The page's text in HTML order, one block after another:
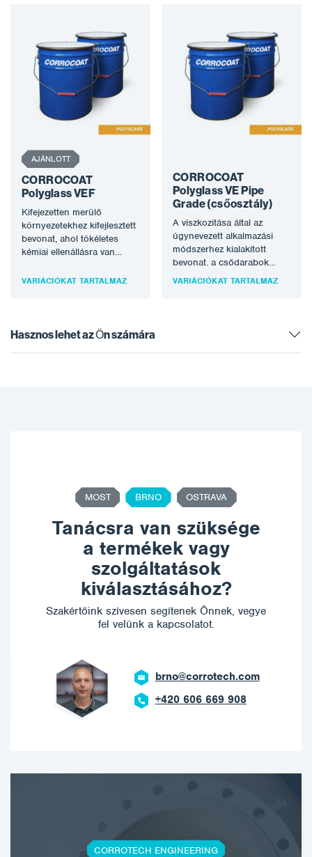
AJÁNLOTT
CORROCOAT
Polyglass VEF
Kifejezetten merülő
környezetekhez kifejlesztett
bevonat, ahol tökéletes
kémiai ellenállásra van
pH-tartományban számos
VARIÁCIÓKAT TARTALMAZ
CORROCOAT
Polyglass VE Pipe
Grade (csőosztály)
A viszkozitása által az
úgynevezett alkalmazási
módszerhez kialakított
bevonat. a csődarabok
belső felületén történő
VARIÁCIÓKAT TARTALMAZ
Hasznos lehet az Ön számára
MOST BRNO OSTRAVA
Tanácsra van szüksége
a termékek vagy
szolgáltatások
kiválasztásához?
Szakértőink szívesen segítenek Önnek, vegye
fel velünk a kapcsolatot.
brno@corrotech.com
+420 606 669 908
CORROTECH ENGINEERING